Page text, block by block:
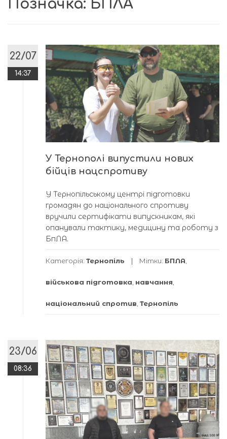
Позначка: БПЛА
22/07
14:37
У Тернополі випустили нових
бійців нацспротиву
У Тернопільському центрі підготовки
громадян до національного спротиву
вручили сертифікати випускникам, які
опанували тактику, медицину та роботу з
БпЛА.
Категорія: Тернопіль Мітки: БПЛА
військова підготовка навчання
національний спротив Тернопіль
23/06
08:36